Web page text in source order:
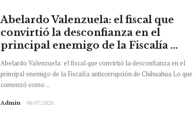
Abelardo Valenzuela: el fiscal que
convirtió la desconfianza en el
principal enemigo de la Fiscalía ...
Abelardo Valenzuela: el fiscal que convirtió la desconfianza en el
principal enemigo de la Fiscalía anticorrupción de Chihuahua Lo que
comenzó como ...
Admin 06/07/2026